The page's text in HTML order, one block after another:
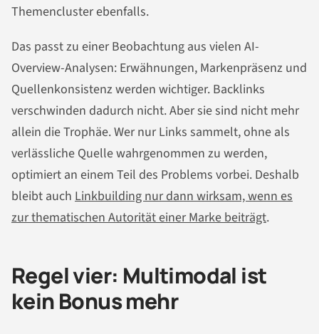
Themencluster ebenfalls.
Das passt zu einer Beobachtung aus vielen AI-
Overview-Analysen: Erwähnungen, Markenpräsenz und
Quellenkonsistenz werden wichtiger. Backlinks
verschwinden dadurch nicht. Aber sie sind nicht mehr
allein die Trophäe. Wer nur Links sammelt, ohne als
verlässliche Quelle wahrgenommen zu werden,
optimiert an einem Teil des Problems vorbei. Deshalb
bleibt auch Linkbuilding nur dann wirksam, wenn es
zur thematischen Autorität einer Marke beiträgt.
Regel vier: Multimodal ist
kein Bonus mehr